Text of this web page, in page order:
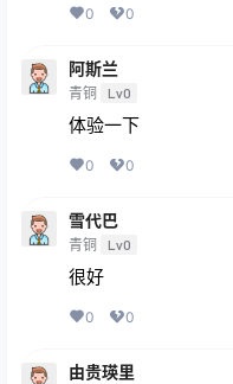
0 0
阿斯兰
青铜 Lv0
体验一下
0 0
雪代巴
青铜 Lv0
很好
0 0
由贵瑛里